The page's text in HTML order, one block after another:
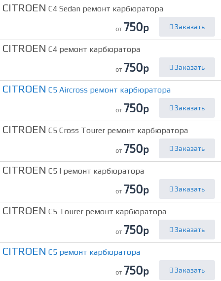
CITROEN C4 Sedan ремонт карбюратора
от 750р Заказать
CITROEN C4 ремонт карбюратора
от 750р Заказать
CITROEN C5 Aircross ремонт карбюратора
от 750р Заказать
CITROEN C5 Cross Tourer ремонт карбюратора
от 750р Заказать
CITROEN C5 I ремонт карбюратора
от 750р Заказать
CITROEN C5 Tourer ремонт карбюратора
от 750р Заказать
CITROEN C5 ремонт карбюратора
от 750р Заказать